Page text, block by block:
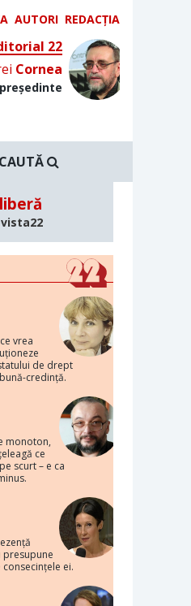
AUTORI REDACȚIA
22
Cornea
CAUTĂ
vrea
de drept
credință.
monoton,
ce
scurt – e ca
presupune
ei.